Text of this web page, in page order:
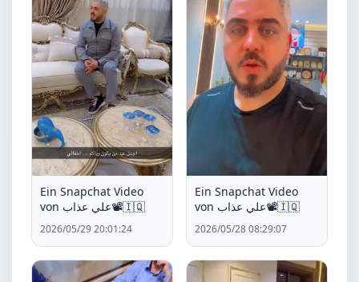
Ein Snapchat Video
von علي عذاب📽️🇮🇶
2026/05/29 20:01:24
Ein Snapchat Video
von علي عذاب📽️🇮🇶
2026/05/28 08:29:07